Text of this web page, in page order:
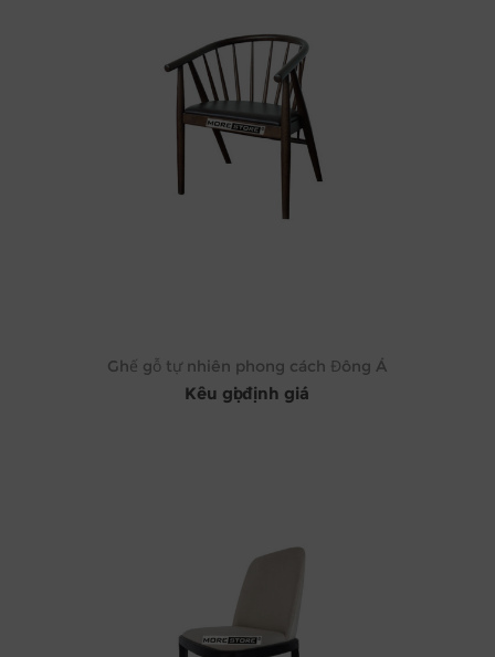
Ghế gỗ tự nhiên phong cách Đông Á
Kêu gọi định giá